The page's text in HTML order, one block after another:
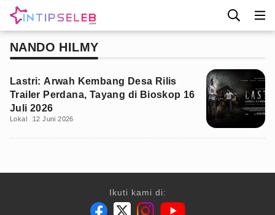
NANDO HILMY
Lastri: Arwah Kembang Desa Rilis
Trailer Perdana, Tayang di Bioskop 16
Juli 2026
Lokal 12 Juni 2026
Ikuti kami di: